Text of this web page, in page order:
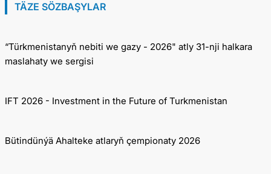
TÄZE SÖZBAŞYLAR
“Türkmenistanyň nebiti we gazy - 2026" atly 31-nji halkara
maslahaty we sergisi
IFT 2026 - Investment in the Future of Turkmenistan
Bütindünýä Ahalteke atlaryň çempionaty 2026